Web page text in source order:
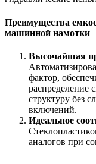
Преимущества
машинной намотки
Высочайшая
фактор,
распределение
структуру без
включений.
Идеальное
аналогов при